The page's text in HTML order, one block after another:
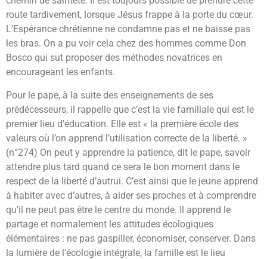
route tardivement, lorsque Jésus frappe à la porte du cœur.
L’Espérance chrétienne ne condamne pas et ne baisse pas
les bras. On a pu voir cela chez des hommes comme Don
Bosco qui sut proposer des méthodes novatrices en
encourageant les enfants.
Pour le pape, à la suite des enseignements de ses
prédécesseurs, il rappelle que c’est la vie familiale qui est le
premier lieu d’éducation. Elle est « la première école des
valeurs où l’on apprend l’utilisation correcte de la liberté. »
(n°274) On peut y apprendre la patience, dit le pape, savoir
attendre plus tard quand ce sera le bon moment dans le
respect de la liberté d’autrui. C’est ainsi que le jeune apprend
à habiter avec d’autres, à aider ses proches et à comprendre
qu’il ne peut pas être le centre du monde. Il apprend le
partage et normalement les attitudes écologiques
élémentaires : ne pas gaspiller, économiser, conserver. Dans
la lumière de l’écologie intégrale, la famille est le lieu